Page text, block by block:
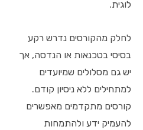
לוגית.
לחלק מהקורסים נדרש רקע
בסיסי בטכנאות או הנדסה, אך
יש גם מסלולים שמיועדים
למתחילים ללא ניסיון קודם.
קורסים מתקדמים מאפשרים
להעמיק ידע ולהתמחות